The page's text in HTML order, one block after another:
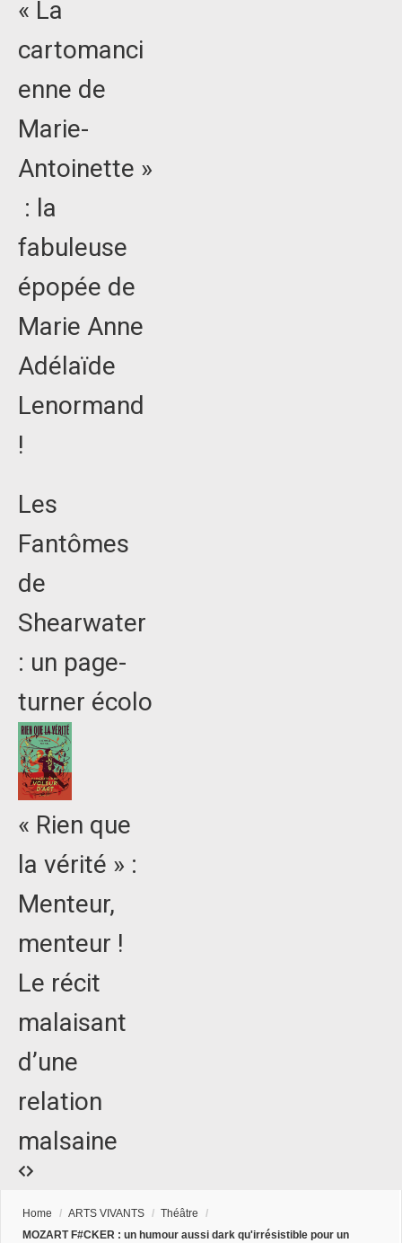
« La
cartomanci
enne de
Marie-
Antoinette »
: la
fabuleuse
épopée de
Marie Anne
Adélaïde
Lenormand
!
Les
Fantômes
de
Shearwater
: un page-
turner écolo
« Rien que
la vérité » :
Menteur,
menteur !
Le récit
malaisant
d’une
relation
malsaine
Home / ARTS VIVANTS / Théâtre
/
MOZART F#CKER : un humour aussi dark qu'irrésistible pour un